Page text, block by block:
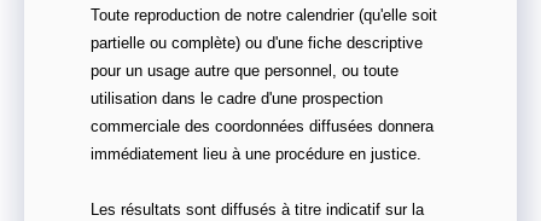
Toute reproduction de notre calendrier (qu'elle soit
partielle ou complète) ou d'une fiche descriptive
pour un usage autre que personnel, ou toute
utilisation dans le cadre d'une prospection
commerciale des coordonnées diffusées donnera
immédiatement lieu à une procédure en justice.
Les résultats sont diffusés à titre indicatif sur la